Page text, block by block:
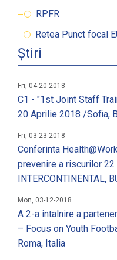
RPFR
Retea Punct focal
Știri
Fri, 04-20-2018
C1 - "1st Joint Staff
20 Aprilie 2018 /Sofia,
Fri, 03-23-2018
Conferinta
prevenire a riscurilor
INTERCONTINENTAL,
Mon, 03-12-2018
A 2-a intalnire a
– Focus on Youth
Roma, Italia